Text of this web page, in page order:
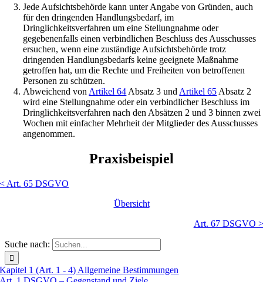
Jede Aufsichtsbehörde kann unter Angabe von Gründen, auch
für den dringenden Handlungsbedarf, im
Dringlichkeitsverfahren um eine Stellungnahme oder
gegebenenfalls einen verbindlichen Beschluss des Ausschusses
ersuchen, wenn eine zuständige Aufsichtsbehörde trotz
dringenden Handlungsbedarfs keine geeignete Maßnahme
getroffen hat, um die Rechte und Freiheiten von betroffenen
Personen zu schützen.
Abweichend von Artikel 64 Absatz 3 und Artikel 65 Absatz 2
wird eine Stellungnahme oder ein verbindlicher Beschluss im
Dringlichkeitsverfahren nach den Absätzen 2 und 3 binnen zwei
Wochen mit einfacher Mehrheit der Mitglieder des Ausschusses
angenommen.
Praxisbeispiel
< Art. 65 DSGVO
Übersicht
Art. 67 DSGVO >
Suche nach:
Kapitel 1 (Art. 1 - 4) Allgemeine Bestimmungen